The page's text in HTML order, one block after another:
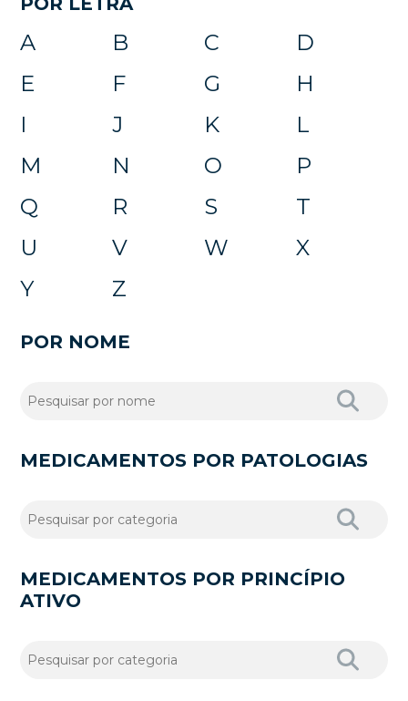
A B C
D
E
F G
H
I
J K
L
M
N O
P
Q
R S
T
U
V W
X
Y
Z
POR NOME
MEDICAMENTOS POR PATOLOGIAS
MEDICAMENTOS POR PRINCÍPIO
ATIVO